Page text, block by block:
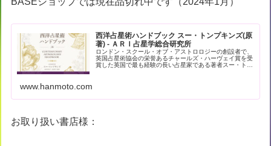
西洋占星術ハンドブック スー・トンプキンズ(原
著) - ＡＲＩ占星学総合研究所
ロンドン・スクール・オブ・アストロロジーの創設者で、
英国占星術協会の栄誉あるチャールズ・ハーヴェイ賞を受
賞した英国で最も経験の長い占星家である著者スー・トン
www.hanmoto.com
お取り扱い書店様：